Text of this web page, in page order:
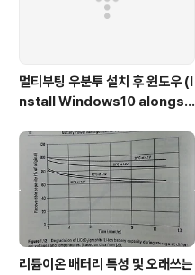
멀티부팅 우분투 설치 후 윈도우 (I
nstall Windows10 alongsi
리튬이온 배터리 특성 및 오래쓰는